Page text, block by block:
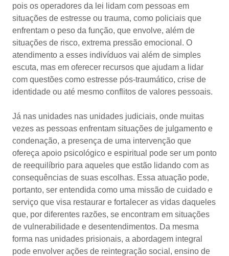
pois os operadores da lei lidam com pessoas em
situações de estresse ou trauma, como policiais que
enfrentam o peso da função, que envolve, além de
situações de risco, extrema pressão emocional. O
atendimento a esses indivíduos vai além de simples
escuta, mas em oferecer recursos que ajudam a lidar
com questões como estresse pós-traumático, crise de
identidade ou até mesmo conflitos de valores pessoais.
Já nas unidades nas unidades judiciais, onde muitas
vezes as pessoas enfrentam situações de julgamento e
condenação, a presença de uma intervenção que
ofereça apoio psicológico e espiritual pode ser um ponto
de reequilíbrio para aqueles que estão lidando com as
consequências de suas escolhas. Essa atuação pode,
portanto, ser entendida como uma missão de cuidado e
serviço que visa restaurar e fortalecer as vidas daqueles
que, por diferentes razões, se encontram em situações
de vulnerabilidade e desentendimentos. Da mesma
forma nas unidades prisionais, a abordagem integral
pode envolver ações de reintegração social, ensino de